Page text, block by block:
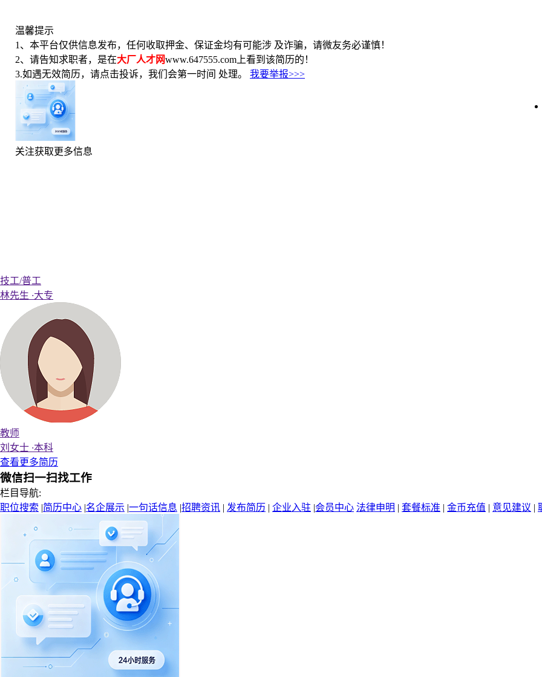
温馨提示
1、本平台仅供信息发布，任何收取押金、保证金均有可能涉 及诈骗，请微友务必谨慎！
2、请告知求职者，是在大厂人才网www.647555.com上看到该简历的！
3.如遇无效简历，请点击投诉，我们会第一时间 处理。 我要举报>>>
关注获取更多信息
技工/普工
林先生 ·大专
教师
刘女士 ·本科
查看更多简历
微信扫一扫找工作
栏目导航:
职位搜索 |简历中心 |名企展示 |一句话信息 |招聘资讯 | 发布简历 | 企业入驻 |会员中心 法律申明 | 套餐标准 | 金币充值 | 意见建议 |